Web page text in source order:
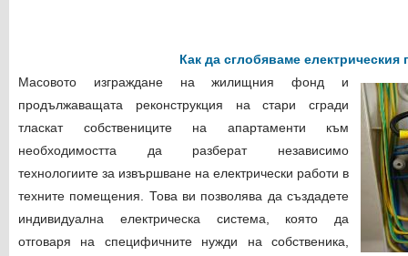
Как да сглобяваме електрическия
Масовото изграждане на жилищния фонд и
продължаващата реконструкция на стари сгради
тласкат собствениците на апартаменти към
необходимостта да разберат независимо
технологиите за извършване на електрически работи в
техните помещения. Това ви позволява да създадете
индивидуална електрическа система, която да
отговаря на специфичните нужди на собственика,